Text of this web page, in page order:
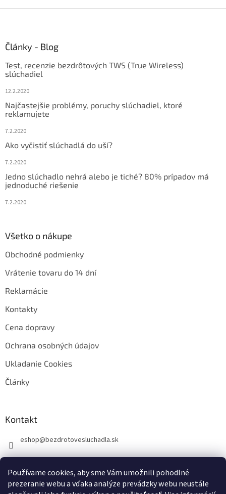
Používame cookies, aby sme Vám umožnili pohodlné
prezeranie webu a vďaka analýze prevádzky webu neustále
s
u
Články - Blog
Test, recenzie bezdrôtových TWS (True Wireless)
slúchadiel
12.2.2020
Najčastejšie problémy, poruchy slúchadiel, ktoré
reklamujete
7.2.2020
Ako vyčistiť slúchadlá do uší?
7.2.2020
Jedno slúchadlo nehrá alebo je tiché? 80% prípadov má
jednoduché riešenie
7.2.2020
Všetko o nákupe
Obchodné podmienky
Vrátenie tovaru do 14 dní
Reklamácie
Kontakty
Cena dopravy
Ochrana osobných údajov
Ukladanie Cookies
Články
Kontakt
eshop@bezdrotovesluchadla.sk